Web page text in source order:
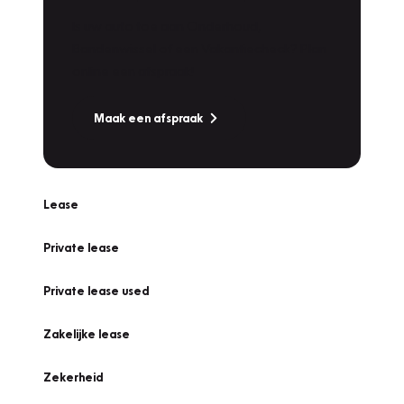
Maak een afspraak
Lease
Private lease
Private lease used
Zakelijke lease
Zekerheid